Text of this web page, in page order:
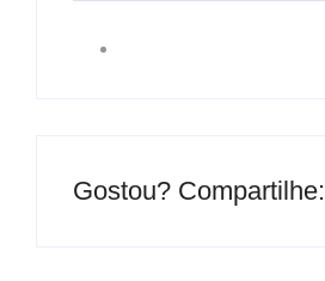
Gostou? Compartilhe: